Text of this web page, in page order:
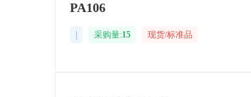
PA106
采购量:15 现货/标准品